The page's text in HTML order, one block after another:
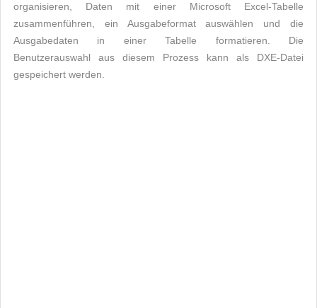
organisieren, Daten mit einer Microsoft Excel-Tabelle
zusammenführen, ein Ausgabeformat auswählen und die
Ausgabedaten in einer Tabelle formatieren. Die
Benutzerauswahl aus diesem Prozess kann als DXE-Datei
gespeichert werden.